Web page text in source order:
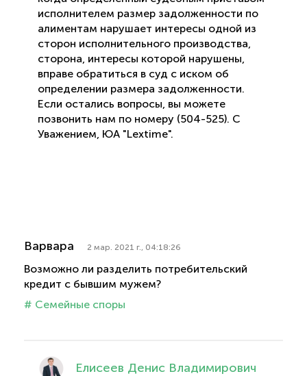
исполнителем размер задолженности по
алиментам нарушает интересы одной из
сторон исполнительного производства,
сторона, интересы которой нарушены,
вправе обратиться в суд с иском об
определении размера задолженности.
Если остались вопросы, вы можете
позвонить нам по номеру (504-525). С
Уважением, ЮА "Lextime".
Варвара 2 мар. 2021 г., 04:18:26
Возможно ли разделить потребительский
кредит с бывшим мужем?
# Семейные споры
Елисеев Денис Владимирович